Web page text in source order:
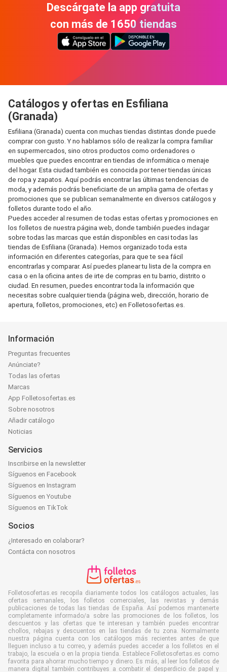
Descárgate la app gratuita
con más de 1650 tiendas
Catálogos y ofertas en Esfiliana
(Granada)
Esfiliana (Granada) cuenta con muchas tiendas distintas donde puede
comprar con gusto. Y no hablamos sólo de realizar la compra familiar
en supermercados, sino otros productos como ordenadores o
muebles que puedes encontrar en tiendas de informática o menaje
del hogar. Esta ciudad también es conocida por tener tiendas únicas
de ropa y zapatos. Aquí podrás encontrar las últimas tendencias de
moda, y además podrás beneficiarte de un amplia gama de ofertas y
promociones que se publican semanalmente en diversos catálogos y
folletos durante todo el año.
Puedes acceder al resumen de todas estas ofertas y promociones en
los folletos de nuestra página web, donde también puedes indagar
sobre todas las marcas que están disponibles en casi todas las
tiendas de Esfiliana (Granada). Hemos organizado toda esta
información en diferentes categorías, para que te sea fácil
encontrarlas y comparar. Así puedes planear tu lista de la compra en
casa o en la oficina antes de irte de compras en tu barrio, distrito o
ciudad. En resumen, puedes encontrar toda la información que
necesitas sobre cualquier tienda (página web, dirección, horario de
apertura, folletos, promociones, etc) en Folletosofertas.es.
Información
Preguntas frecuentes
Anúnciate?
Todas las ofertas
Marcas
App Folletosofertas.es
Sobre nosotros
Añadir catálogo
Noticias
Servicios
Inscribirse en la newsletter
Síguenos en Facebook
Síguenos en Instagram
Síguenos en Youtube
Síguenos en TikTok
Socios
¿Interesado en colaborar?
Contácta con nosotros
Folletosofertas.es recopila diariamente todos los catálogos actuales, las
ofertas semanales, los folletos comerciales, las revistas y demás
publicaciones de todas las tiendas de España. Así podemos mantenerte
completamente informado/a sobre las promociones de los folletos, los
descuentos y las ofertas que te interesan y también puedes encontrar
chollos, rebajas y descuentos en las tiendas de tu zona. Normalmente
nuestra página cuenta con los catálogos más recientes antes de que
lleguen incluso a tu correo, y además puedes acceder a los folletos en el
trabajo, la escuela o en la propia tienda. Establece Folletosofertas.es como
favorita para ahorrar mucho tiempo y dinero. Es más, al leer los folletos de
manera digital también contribuyes a combatir el desperdicio de papel y